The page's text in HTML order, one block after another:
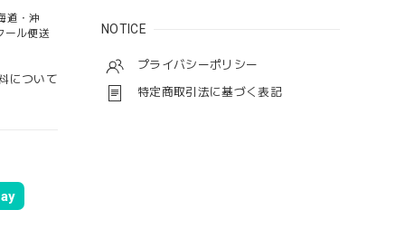
道・沖
ール便送
について
NOTICE
プライバシーポリシー
特定商取引法に基づく表記